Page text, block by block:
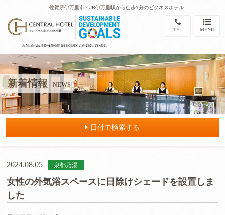
佐賀県伊万里市・JR伊万里駅から徒歩1分のビジネスホテル
TEL MENU
新着情報 NEWS
日付で検索する
2024.08.05 泉都乃湯
女性の外気浴スペースに日除けシェードを設置しま
した